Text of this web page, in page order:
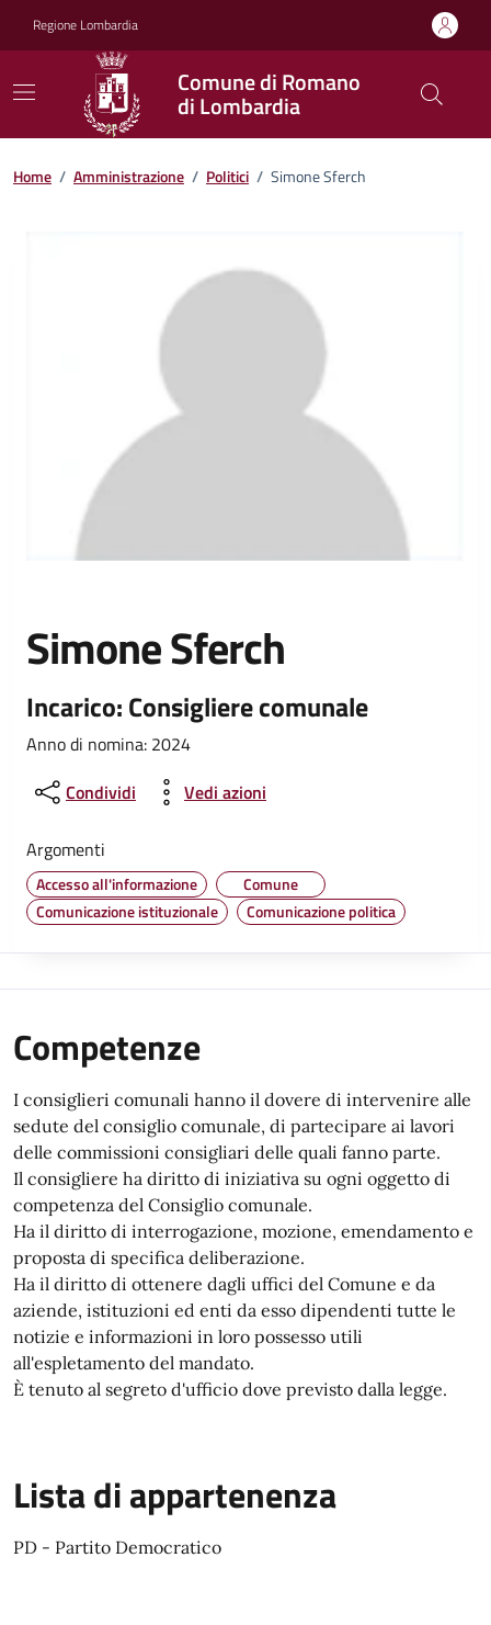
Regione Lombardia
Comune di Romano
di Lombardia
Home / Amministrazione / Politici / Simone Sferch
Simone Sferch
Incarico: Consigliere comunale
Anno di nomina: 2024
Condividi
Vedi azioni
Argomenti
Accesso all'informazione
Comune
Comunicazione istituzionale
Comunicazione politica
Competenze
I consiglieri comunali hanno il dovere di intervenire alle
sedute del consiglio comunale, di partecipare ai lavori
delle commissioni consigliari delle quali fanno parte.
Il consigliere ha diritto di iniziativa su ogni oggetto di
competenza del Consiglio comunale.
Ha il diritto di interrogazione, mozione, emendamento e
proposta di specifica deliberazione.
Ha il diritto di ottenere dagli uffici del Comune e da
aziende, istituzioni ed enti da esso dipendenti tutte le
notizie e informazioni in loro possesso utili
all'espletamento del mandato.
È tenuto al segreto d'ufficio dove previsto dalla legge.
Lista di appartenenza
PD - Partito Democratico